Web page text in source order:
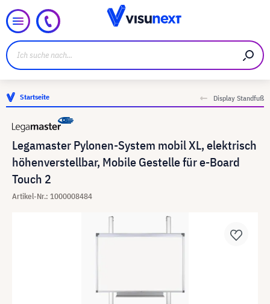
Startseite Display Standfuß
Legamaster Pylonen-System mobil XL, elektrisch
höhenverstellbar, Mobile Gestelle für e-Board
Touch 2
Artikel-Nr.: 1000008484